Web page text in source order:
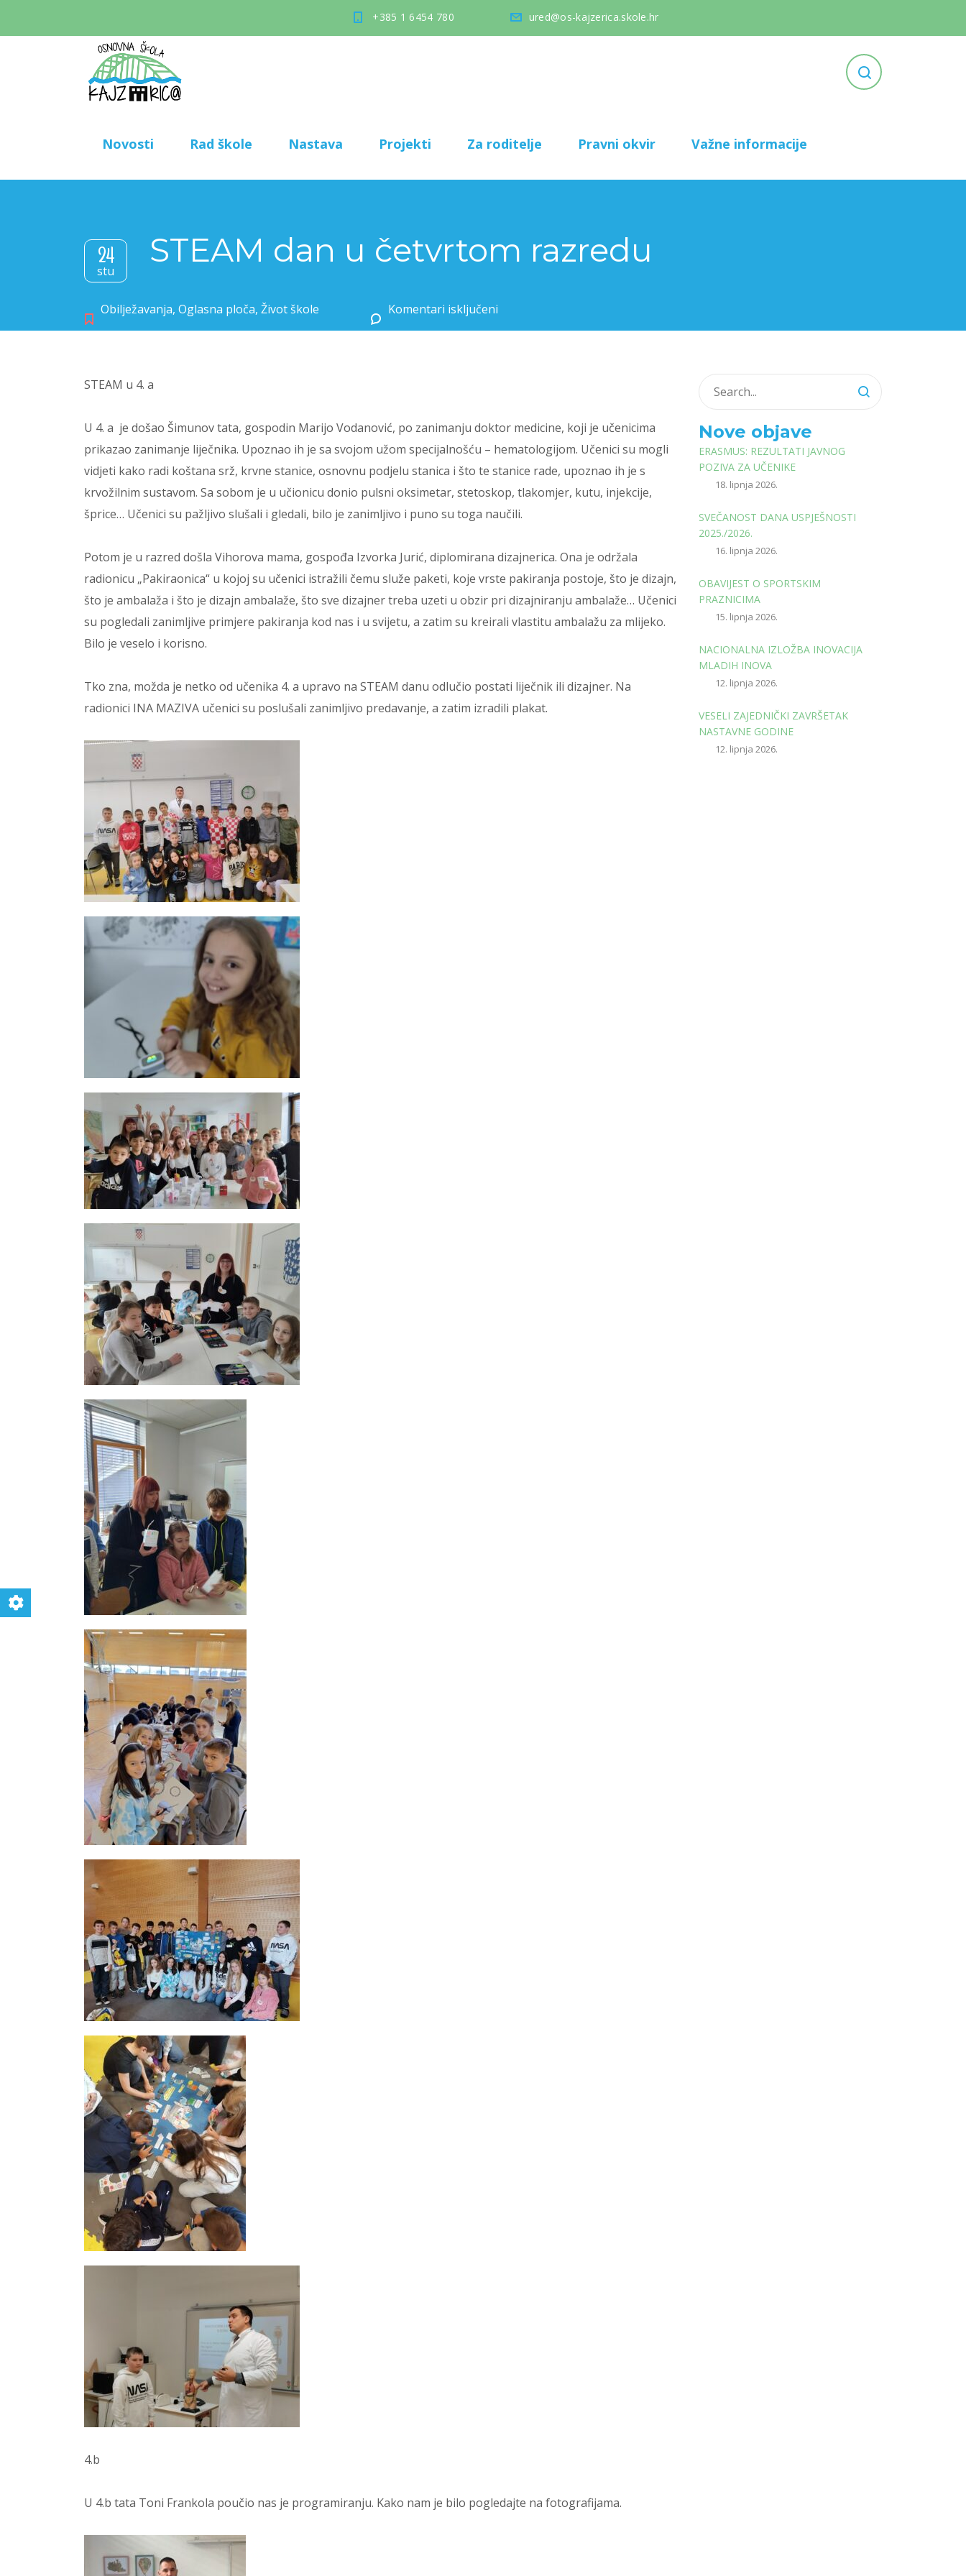
+385 1 6454 780 ured@os-kajzerica.skole.hr
Novosti Rad škole Nastava Projekti Za roditelje Pravni okvir Važne informacije
24
stu
STEAM dan u četvrtom razredu
Obilježavanja, Oglasna ploča, Život škole Komentari isključeni
STEAM u 4. a
U 4. a je došao Šimunov tata, gospodin Marijo Vodanović, po zanimanju doktor medicine, koji je učenicima
prikazao zanimanje liječnika. Upoznao ih je sa svojom užom specijalnošću – hematologijom. Učenici su mogli
vidjeti kako radi koštana srž, krvne stanice, osnovnu podjelu stanica i što te stanice rade, upoznao ih je s
krvožilnim sustavom. Sa sobom je u učionicu donio pulsni oksimetar, stetoskop, tlakomjer, kutu, injekcije,
šprice… Učenici su pažljivo slušali i gledali, bilo je zanimljivo i puno su toga naučili.
Potom je u razred došla Vihorova mama, gospođa Izvorka Jurić, diplomirana dizajnerica. Ona je održala
radionicu „Pakiraonica“ u kojoj su učenici istražili čemu služe paketi, koje vrste pakiranja postoje, što je dizajn,
što je ambalaža i što je dizajn ambalaže, što sve dizajner treba uzeti u obzir pri dizajniranju ambalaže… Učenici
su pogledali zanimljive primjere pakiranja kod nas i u svijetu, a zatim su kreirali vlastitu ambalažu za mlijeko.
Bilo je veselo i korisno.
Tko zna, možda je netko od učenika 4. a upravo na STEAM danu odlučio postati liječnik ili dizajner. Na
radionici INA MAZIVA učenici su poslušali zanimljivo predavanje, a zatim izradili plakat.
4.b
U 4.b tata Toni Frankola poučio nas je programiranju. Kako nam je bilo pogledajte na fotografijama.
Nove objave
ERASMUS: REZULTATI JAVNOG
POZIVA ZA UČENIKE
18. lipnja 2026.
SVEČANOST DANA USPJEŠNOSTI
2025./2026.
16. lipnja 2026.
OBAVIJEST O SPORTSKIM
PRAZNICIMA
15. lipnja 2026.
NACIONALNA IZLOŽBA INOVACIJA
MLADIH INOVA
12. lipnja 2026.
VESELI ZAJEDNIČKI ZAVRŠETAK
NASTAVNE GODINE
12. lipnja 2026.